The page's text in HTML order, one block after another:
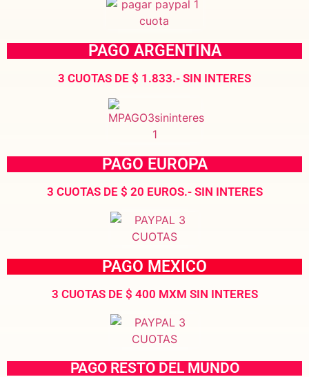
PAGO ARGENTINA
3 CUOTAS DE $ 1.833.- SIN INTERES
PAGO EUROPA
3 CUOTAS DE $ 20 EUROS.- SIN INTERES
PAGO MEXICO
3 CUOTAS DE $ 400 MXM SIN INTERES
PAGO RESTO DEL MUNDO